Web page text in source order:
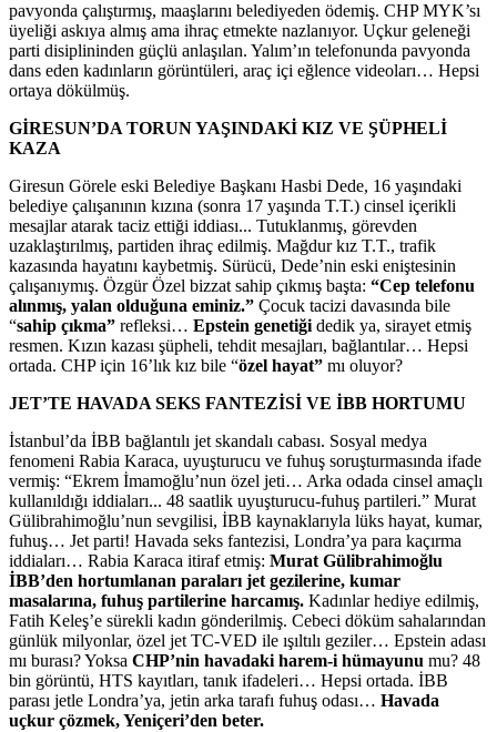
pavyonda çalıştırmış, maaşlarını belediyeden ödemiş. CHP MYK’sı
üyeliği askıya almış ama ihraç etmekte nazlanıyor. Uçkur geleneği
parti disiplininden güçlü anlaşılan. Yalım’ın telefonunda pavyonda
dans eden kadınların görüntüleri, araç içi eğlence videoları… Hepsi
ortaya dökülmüş.
GİRESUN’DA TORUN YAŞINDAKİ KIZ VE ŞÜPHELİ
KAZA
Giresun Görele eski Belediye Başkanı Hasbi Dede, 16 yaşındaki
belediye çalışanının kızına (sonra 17 yaşında T.T.) cinsel içerikli
mesajlar atarak taciz ettiği iddiası... Tutuklanmış, görevden
uzaklaştırılmış, partiden ihraç edilmiş. Mağdur kız T.T., trafik
kazasında hayatını kaybetmiş. Sürücü, Dede’nin eski eniştesinin
çalışanıymış. Özgür Özel bizzat sahip çıkmış başta: “Cep telefonu
alınmış, yalan olduğuna eminiz.” Çocuk tacizi davasında bile
“sahip çıkma” refleksi… Epstein genetiği dedik ya, sirayet etmiş
resmen. Kızın kazası şüpheli, tehdit mesajları, bağlantılar… Hepsi
ortada. CHP için 16’lık kız bile “özel hayat” mı oluyor?
JET’TE HAVADA SEKS FANTEZİSİ VE İBB HORTUMU
İstanbul’da İBB bağlantılı jet skandalı cabası. Sosyal medya
fenomeni Rabia Karaca, uyuşturucu ve fuhuş soruşturmasında ifade
vermiş: “Ekrem İmamoğlu’nun özel jeti… Arka odada cinsel amaçlı
kullanıldığı iddiaları... 48 saatlik uyuşturucu-fuhuş partileri.” Murat
Gülibrahimoğlu’nun sevgilisi, İBB kaynaklarıyla lüks hayat, kumar,
fuhuş… Jet parti! Havada seks fantezisi, Londra’ya para kaçırma
iddiaları… Rabia Karaca itiraf etmiş: Murat Gülibrahimoğlu
İBB’den hortumlanan paraları jet gezilerine, kumar
masalarına, fuhuş partilerine harcamış. Kadınlar hediye edilmiş,
Fatih Keleş’e sürekli kadın gönderilmiş. Cebeci döküm sahalarından
günlük milyonlar, özel jet TC-VED ile ışıltılı geziler… Epstein adası
mı burası? Yoksa CHP’nin havadaki harem-i hümayunu mu? 48
bin görüntü, HTS kayıtları, tanık ifadeleri… Hepsi ortada. İBB
parası jetle Londra’ya, jetin arka tarafı fuhuş odası… Havada
uçkur çözmek, Yeniçeri’den beter.